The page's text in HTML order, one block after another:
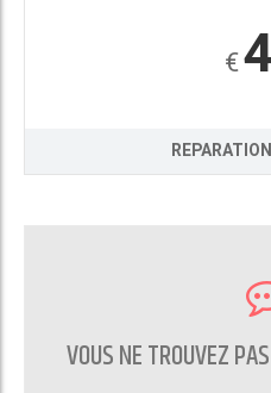
€
REPARATION
VOUS NE TROUVEZ